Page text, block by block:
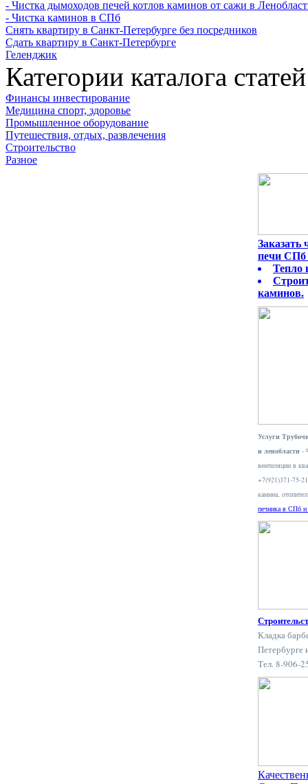
- Чистка дымоходов печей котлов каминов от сажи в
- Чистка каминов в СПб
Снять квартиру в Санкт-Петербурге без посредников
Сдать квартиру в Санкт-Петербурге
Геленджик
Категории каталога статей
Финансы инвестирование
Медицина спорт, здоровье
Промышленное оборудование
Путешествия, отдых, развлечения
Строительство
Разное
Заказать
печи СПб
Тепло
каминов.
Услуги
и ленобласти -
вентиляции в
+7(921)371-75-
камина,
печника в СПб и
Кладка
Петербурге
Тел. 8-906-